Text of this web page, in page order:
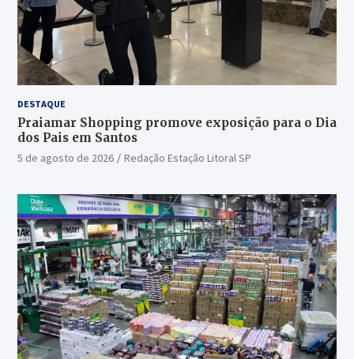
DESTAQUE
Praiamar Shopping promove exposição para o Dia
dos Pais em Santos
5 de agosto de 2026 Redação Estação Litoral SP